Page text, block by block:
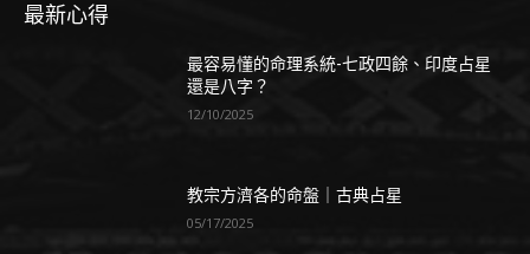
最新心得
最容易懂的命理系統-七政四餘、印度占星
還是八字？
12/10/2025
教宗方濟各的命盤｜古典占星
05/17/2025